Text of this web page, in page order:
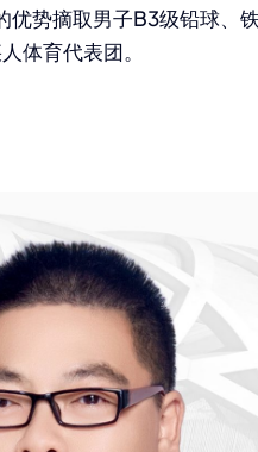
势摘取男子B3级铅球、
体育代表团。